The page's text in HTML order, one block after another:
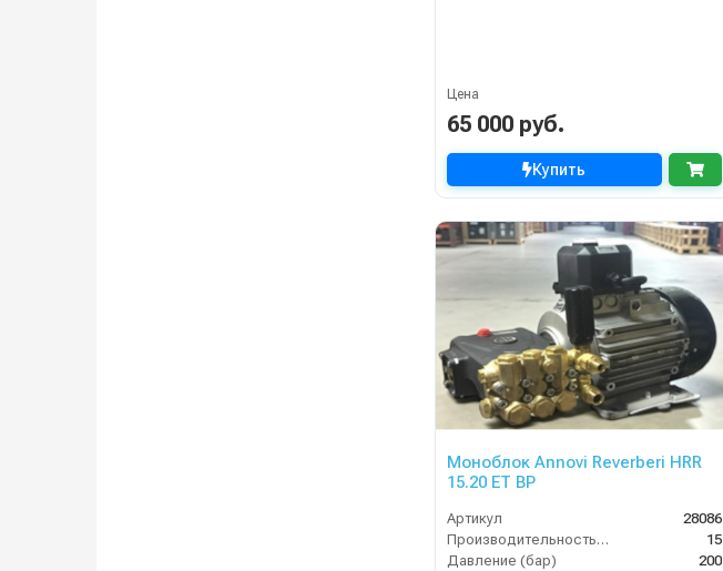
Цена
65 000 руб.
Купить
Моноблок Annovi Reverberi HRR
15.20 ET BP
Артикул
28086
Производительность (л/мин)
15
Давление (бар)
200